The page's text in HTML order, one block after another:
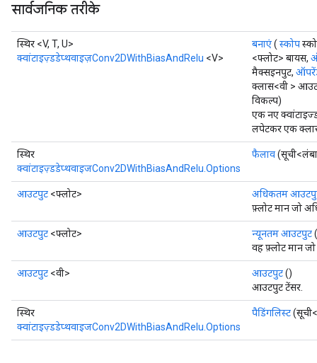
सार्वजनिक तरीके
स्थिर <V, T, U>
क्वांटाइज़्डडेप्थवाइज़Conv2DWithBiasAndRelu <V>
बनाएं( स्कोप
<फ्लोट> बायस,
मैक्सइनपुट,
क्लास<वी >
विकल्प)
एक नए
लपेटकर एक क्लास
स्थिर
क्वांटाइज़्डडेप्थवाइजConv2DWithBiasAndRelu.Options
फैलाव
आउटपुट <फ्लोट>
अधिकतम
फ़्लोट मान जो
आउटपुट <फ्लोट> न्यूनतम आउटपुट
वह फ़्लोट मान जो
आउटपुट <वी> आउटपुट()
आउटपुट टेंसर.
स्थिर
क्वांटाइज़्डडेप्थवाइजConv2DWithBiasAndRelu.Options
पैडिंगलिस्ट